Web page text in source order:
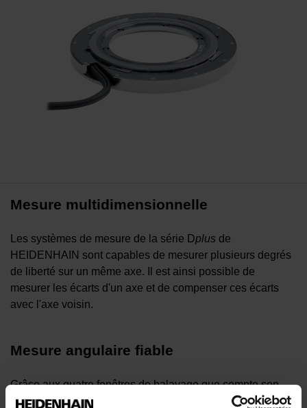
Mesure multidimensionnelle
Les systèmes de mesure de la série Dplus de
HEIDENHAIN sont capables de mesurer plusieurs degrés
de liberté sur un même axe. Il est ainsi possible de
mesurer les écarts d'un axe et de compenser ces écarts
avec l'axe voisin.
Mesure angulaire fiable
Grâce aux quatre fenêtres de balayage que compte son
anneau de balayage, l'ERP 1080 D
reste à tout